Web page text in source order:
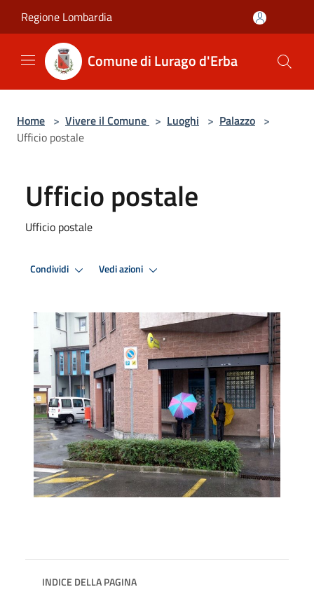
Regione Lombardia
Comune di Lurago d'Erba
Home > Vivere il Comune > Luoghi > Palazzo >
Ufficio postale
Ufficio postale
Ufficio postale
Condividi Vedi azioni
INDICE DELLA PAGINA